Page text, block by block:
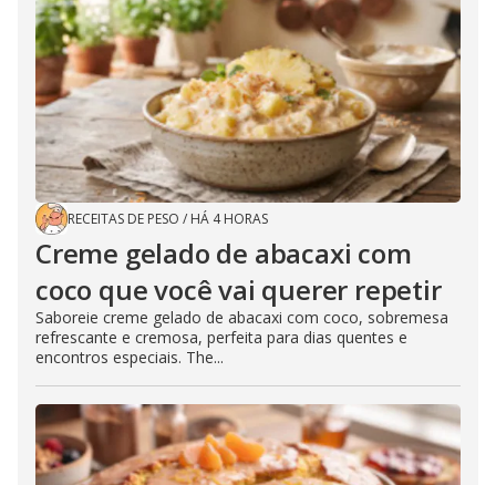
RECEITAS DE PESO / HÁ 4 HORAS
Creme gelado de abacaxi com
coco que você vai querer repetir
Saboreie creme gelado de abacaxi com coco, sobremesa
refrescante e cremosa, perfeita para dias quentes e
encontros especiais. The...